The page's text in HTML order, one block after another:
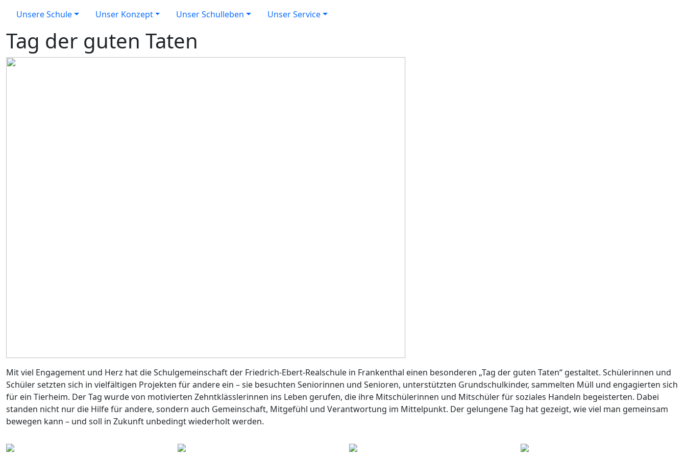
Unsere Schule Unser Konzept Unser Schulleben Unser Service
Tag der guten Taten
Mit viel Engagement und Herz hat die Schulgemeinschaft der Friedrich-Ebert-Realschule in Frankenthal einen besonderen „Tag der guten Taten“ gestaltet. Schülerinnen und
Schüler setzten sich in vielfältigen Projekten für andere ein – sie besuchten Seniorinnen und Senioren, unterstützten Grundschulkinder, sammelten Müll und engagierten sich
für ein Tierheim. Der Tag wurde von motivierten Zehntklässlerinnen ins Leben gerufen, die ihre Mitschülerinnen und Mitschüler für soziales Handeln begeisterten. Dabei
standen nicht nur die Hilfe für andere, sondern auch Gemeinschaft, Mitgefühl und Verantwortung im Mittelpunkt. Der gelungene Tag hat gezeigt, wie viel man gemeinsam
bewegen kann – und soll in Zukunft unbedingt wiederholt werden.